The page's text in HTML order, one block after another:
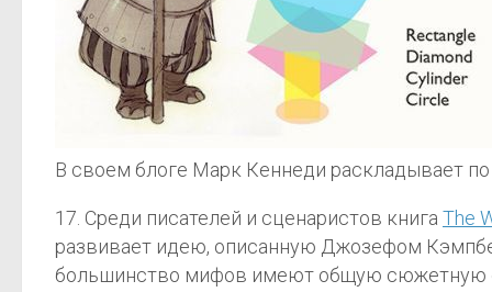
В своем блоге Марк Кеннеди раскладывает
17. Среди писателей и сценаристов книга The
развивает идею, описанную Джозефом
большинство мифов имеют общую сюжетную